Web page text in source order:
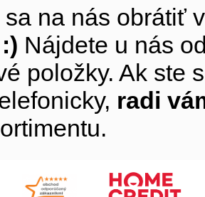
sa na nás obrátiť
Nájdete u nás
položky. Ak ste
radi